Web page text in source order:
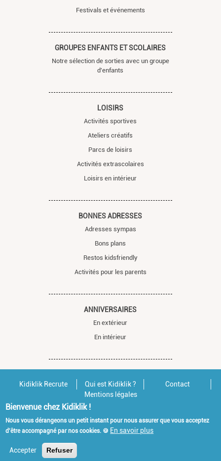
Festivals et événements
GROUPES ENFANTS ET SCOLAIRES
Notre sélection de sorties avec un groupe
d'enfants
LOISIRS
Activités sportives
Ateliers créatifs
Parcs de loisirs
Activités extrascolaires
Loisirs en intérieur
BONNES ADRESSES
Adresses sympas
Bons plans
Restos kidsfriendly
Activités pour les parents
ANNIVERSAIRES
En extérieur
En intérieur
Kidiklik Recrute Qui est Kidiklik ?
Contact
Mentions légales
Bienvenue chez Kidiklik !
Nous vous dérangeons un petit instant pour nous assurer que vous acceptez
d'être accompagné par nos cookies. 🍪 En savoir plus
Accepter Refuser